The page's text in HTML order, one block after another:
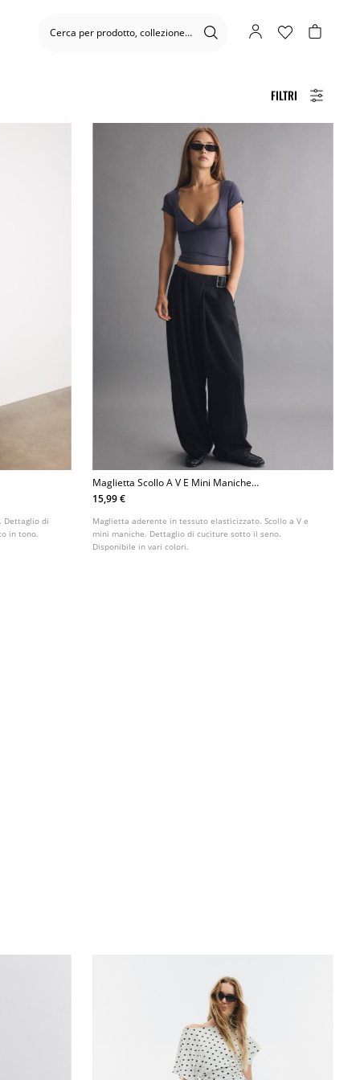
FILTRI
Dettaglio di
in tono.
Maglietta Scollo A V E Mini Maniche
In Poliammide
15,99 €
Maglietta aderente in tessuto elasticizzato. Scollo a V e
mini maniche. Dettaglio di cuciture sotto il seno.
Disponibile in vari colori.